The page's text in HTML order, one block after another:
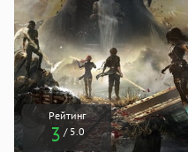
Рейтинг
3 / 5.0